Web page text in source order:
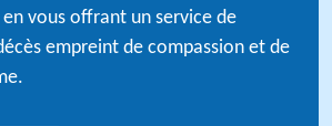
vous offrant un service de
empreint de compassion et de